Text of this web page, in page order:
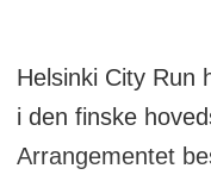
Helsinki City Run
i den finske
Arrangementet